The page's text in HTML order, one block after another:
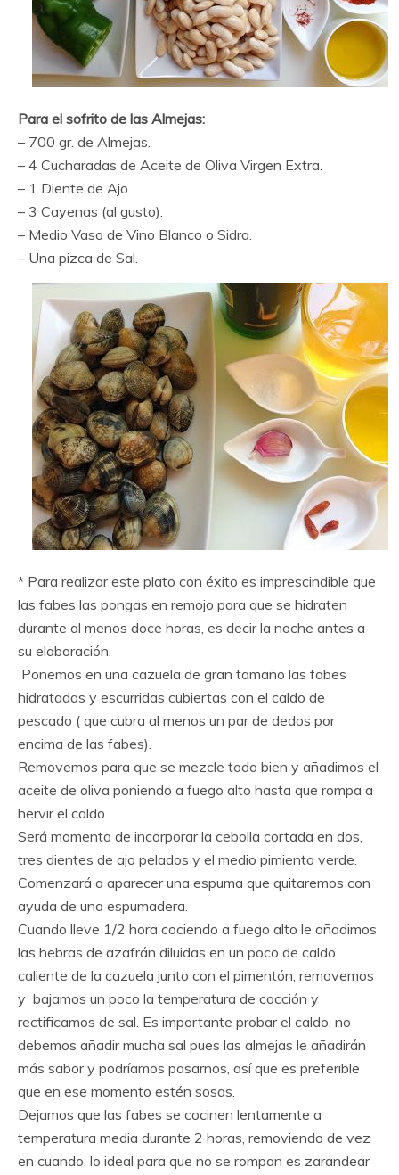
Para el sofrito de las Almejas:
– 700 gr. de Almejas.
– 4 Cucharadas de Aceite de Oliva Virgen Extra.
– 1 Diente de Ajo.
– 3 Cayenas (al gusto).
– Medio Vaso de Vino Blanco o Sidra.
– Una pizca de Sal.
* Para realizar este plato con éxito es imprescindible que
las fabes las pongas en remojo para que se hidraten
durante al menos doce horas, es decir la noche antes a
su elaboración.
Ponemos en una cazuela de gran tamaño las fabes
hidratadas y escurridas cubiertas con el caldo de
pescado ( que cubra al menos un par de dedos por
encima de las fabes).
Removemos para que se mezcle todo bien y añadimos el
aceite de oliva poniendo a fuego alto hasta que rompa a
hervir el caldo.
Será momento de incorporar la cebolla cortada en dos,
tres dientes de ajo pelados y el medio pimiento verde.
Comenzará a aparecer una espuma que quitaremos con
ayuda de una espumadera.
Cuando lleve 1/2 hora cociendo a fuego alto le añadimos
las hebras de azafrán diluidas en un poco de caldo
caliente de la cazuela junto con el pimentón, removemos
y bajamos un poco la temperatura de cocción y
rectificamos de sal. Es importante probar el caldo, no
debemos añadir mucha sal pues las almejas le añadirán
más sabor y podríamos pasarnos, así que es preferible
que en ese momento estén sosas.
Dejamos que las fabes se cocinen lentamente a
temperatura media durante 2 horas, removiendo de vez
en cuando, lo ideal para que no se rompan es zarandear